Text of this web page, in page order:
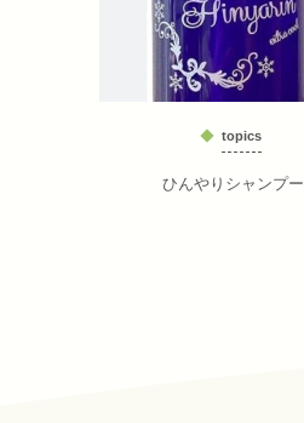
topics
ひんやりシャンプー